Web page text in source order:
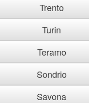
Trento
Turin
Teramo
Sondrio
Savona